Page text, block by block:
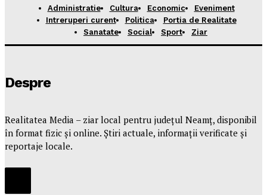
Administratie Cultura Economic
Eveniment
Intreruperi curent
Politica
Portia de Realitate
Sanatate
Social Sport Ziar
Despre
Realitatea Media – ziar local pentru județul Neamț, disponibil
în format fizic și online. Știri actuale, informații verificate și
reportaje locale.